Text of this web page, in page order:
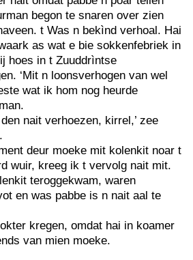
begon te snaren over zien
t Was n bekìnd verhoal. Hai
as wat e bie sokkenfebriek in
hoes in t Zuuddrìntse
‘Mit n loonsverhogen van wel
wat ik hom nog heurde
nait verhoezen, kirrel,’ zee
deur moeke mit kolenkit noar t
wuir, kreeg ik t vervolg nait mit.
teroggekwam, waren
en was pabbe is n nait aal te
kregen, omdat hai in koamer
van mien moeke.